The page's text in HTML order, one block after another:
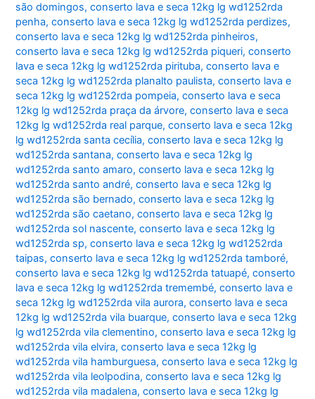
são domingos,conserto lava e seca 12kg lg wd1252rda
penha,conserto lava e seca 12kg lg wd1252rda perdizes,
conserto lava e seca 12kg lg wd1252rda pinheiros,
conserto lava e seca 12kg lg wd1252rda piqueri,conserto
lava e seca 12kg lg wd1252rda pirituba,conserto lava e
seca 12kg lg wd1252rda planalto paulista,conserto lava e
seca 12kg lg wd1252rda pompeia,conserto lava e seca
12kg lg wd1252rda praça da árvore,conserto lava e seca
12kg lg wd1252rda real parque,conserto lava e seca 12kg
lg wd1252rda santa cecília,conserto lava e seca 12kg lg
wd1252rda santana,conserto lava e seca 12kg lg
wd1252rda santo amaro,conserto lava e seca 12kg lg
wd1252rda santo andré,conserto lava e seca 12kg lg
wd1252rda são bernado,conserto lava e seca 12kg lg
wd1252rda são caetano,conserto lava e seca 12kg lg
wd1252rda sol nascente,conserto lava e seca 12kg lg
wd1252rda sp,conserto lava e seca 12kg lg wd1252rda
taipas,conserto lava e seca 12kg lg wd1252rda tamboré,
conserto lava e seca 12kg lg wd1252rda tatuapé,conserto
lava e seca 12kg lg wd1252rda tremembé,conserto lava e
seca 12kg lg wd1252rda vila aurora,conserto lava e seca
12kg lg wd1252rda vila buarque,conserto lava e seca 12kg
lg wd1252rda vila clementino,conserto lava e seca 12kg lg
wd1252rda vila elvira,conserto lava e seca 12kg lg
wd1252rda vila hamburguesa,conserto lava e seca 12kg lg
wd1252rda vila leolpodina,conserto lava e seca 12kg lg
wd1252rda vila madalena,conserto lava e seca 12kg lg